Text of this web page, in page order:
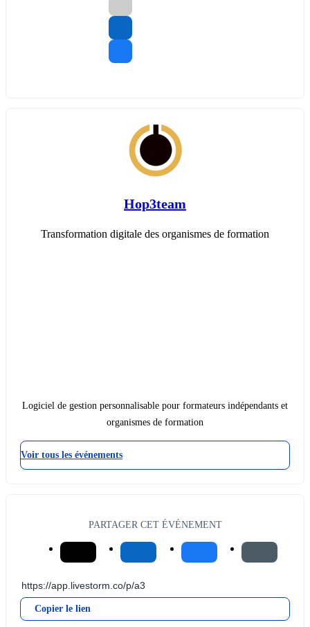
Hop3team
Transformation digitale des organismes de formation
Logiciel de gestion personnalisable pour formateurs indépendants et
organismes de formation
Voir tous les événements
PARTAGER CET ÉVÉNEMENT
Copier le lien